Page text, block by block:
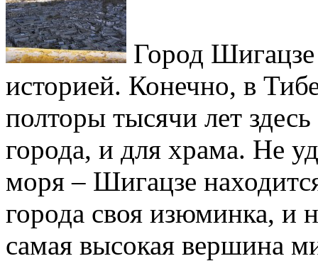
Город Шигацзе
историей. Конечно, в
полторы тысячи лет
города, и для храма. Не
моря – Шигацзе
города своя изюминка, и
самая высокая вершина